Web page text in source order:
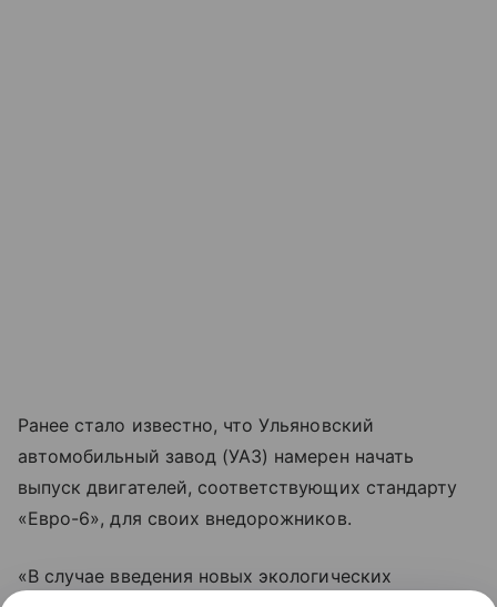
Ранее стало известно, что Ульяновский
автомобильный завод (УАЗ) намерен начать
выпуск двигателей, соответствующих стандарту
«Евро-6», для своих внедорожников.
«В случае введения новых экологических